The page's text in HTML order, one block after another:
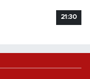
21:30